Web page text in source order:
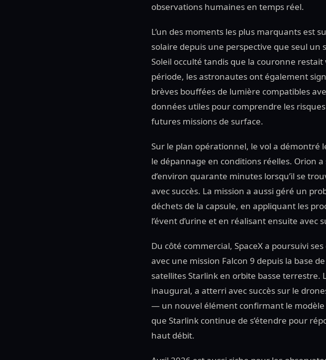
observations humaines en temps réel.
L’un des moments les plus marquants est
solaire depuis une perspective que seul
Soleil occulté tandis que la couronne
période, les astronautes ont également
brèves bouffées de lumière compatibles
données utiles pour comprendre les
futures missions de surface.
Sur le plan opérationnel, le vol a démontré
le dépannage en conditions réelles. Orion
d’environ quarante minutes lorsqu’il se
avec succès. La mission a aussi géré un
déchets de la capsule, en appliquant les
l’évent d’urine et en réalisant ensuite avec
Du côté commercial, SpaceX a poursuivi
avec une mission Falcon 9 depuis la base
satellites Starlink en orbite basse
inaugural, a atterri avec succès sur le
— un nouvel élément confirmant le
que Starlink continue de s’étendre pour
haut débit.